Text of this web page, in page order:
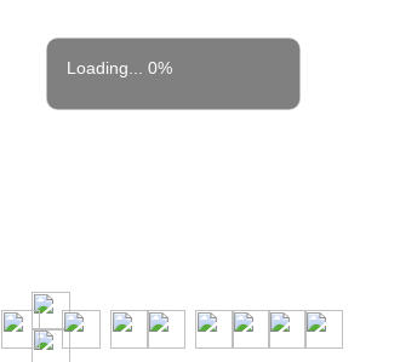
Loading... 0%